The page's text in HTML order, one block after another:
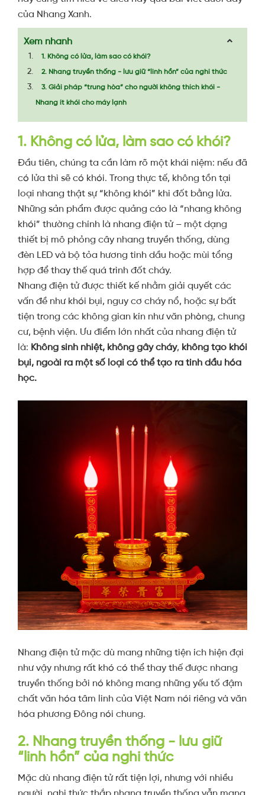
của Nhang Xanh.
Xem nhanh
1. Không có lửa, làm sao có khói?
2. Nhang truyền thống - lưu giữ “linh hồn” của nghi thức
3. Giải pháp “trung hòa” cho người không thích khói -
Nhang ít khói cho máy lạnh
1. Không có lửa, làm sao có khói?
Đầu tiên, chúng ta cần làm rõ một khái niệm: nếu đã
có lửa thì sẽ có khói. Trong thực tế, không tồn tại
loại nhang thật sự “không khói” khi đốt bằng lửa.
Những sản phẩm được quảng cáo là “nhang không
khói” thường chính là nhang điện tử – một dạng
thiết bị mô phỏng cây nhang truyền thống, dùng
đèn LED và bộ tỏa hương tinh dầu hoặc mùi tổng
hợp để thay thế quá trình đốt cháy.
Nhang điện tử được thiết kế nhằm giải quyết các
vấn đề như khói bụi, nguy cơ cháy nổ, hoặc sự bất
tiện trong các không gian kín như văn phòng, chung
cư, bệnh viện. Ưu điểm lớn nhất của nhang điện tử
là: Không sinh nhiệt, không gây cháy, không tạo khói
bụi, ngoài ra một số loại có thể tạo ra tinh dầu hóa
học.
Nhang điện tử mặc dù mang những tiện ích hiện đại
như vậy nhưng rất khó có thể thay thế được nhang
truyền thống bởi nó không mang những yếu tố đậm
chất văn hóa tâm linh của Việt Nam nói riêng và văn
hóa phương Đông nói chung.
2. Nhang truyền thống - lưu giữ
“linh hồn” của nghi thức
Mặc dù nhang điện tử rất tiện lợi, nhưng với nhiều